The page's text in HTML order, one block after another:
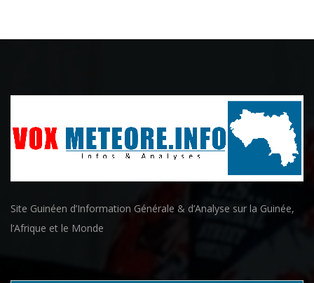
Site Guinéen d’Information Générale & d’Analyse sur la Guinée,
l’Afrique et le Monde